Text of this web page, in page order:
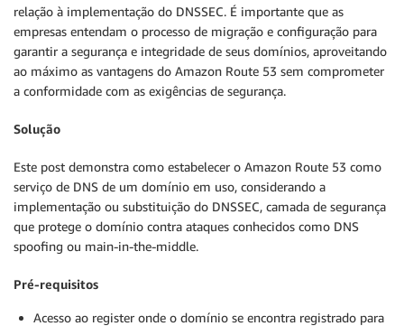
relação à implementação do DNSSEC. É importante que as
empresas entendam o processo de migração e configuração para
garantir a segurança e integridade de seus domínios, aproveitando
ao máximo as vantagens do Amazon Route 53 sem comprometer
a conformidade com as exigências de segurança.
Solução
Este post demonstra como estabelecer o Amazon Route 53 como
serviço de DNS de um domínio em uso, considerando a
implementação ou substituição do DNSSEC, camada de segurança
que protege o domínio contra ataques conhecidos como DNS
spoofing ou main-in-the-middle.
Pré-requisitos
Acesso ao register onde o domínio se encontra registrado para